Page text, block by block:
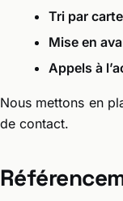
Tri par
Mise en
Appels à
Nous mettons en
de contact.